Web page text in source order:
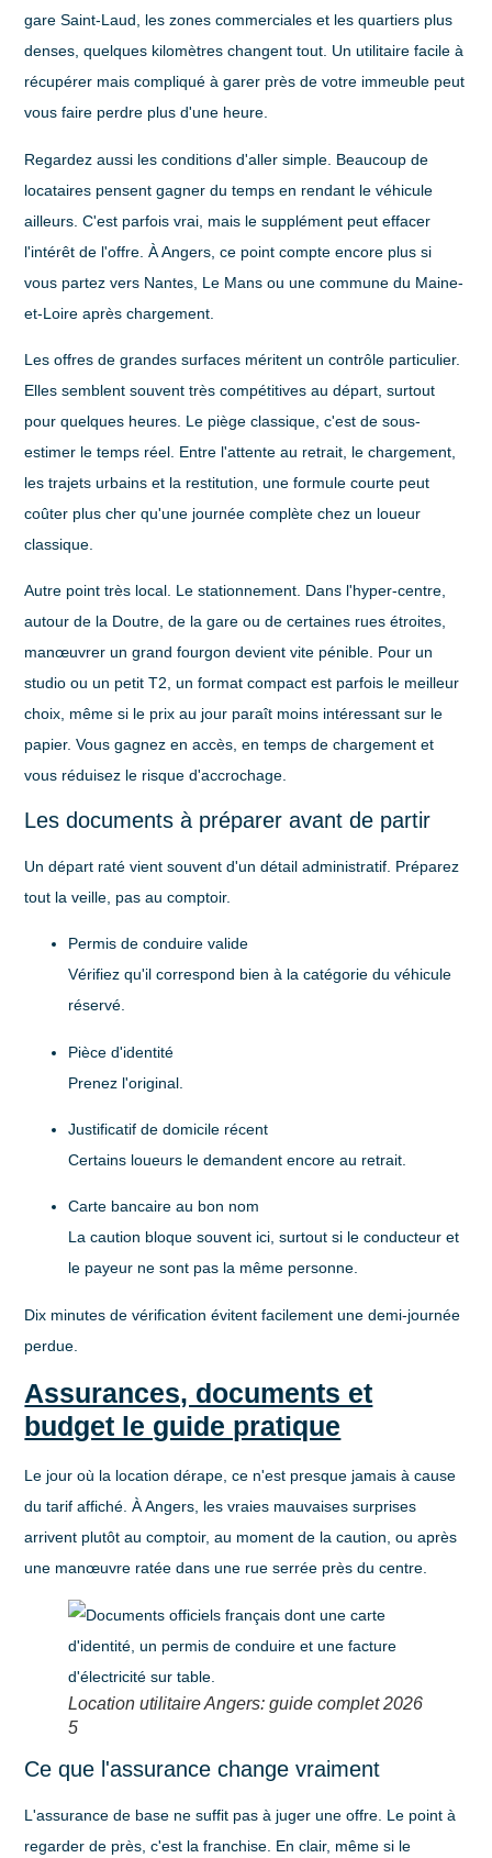
gare Saint-Laud, les zones commerciales et les quartiers plus
denses, quelques kilomètres changent tout. Un utilitaire facile à
récupérer mais compliqué à garer près de votre immeuble peut
vous faire perdre plus d'une heure.
Regardez aussi les conditions d'aller simple . Beaucoup de
locataires pensent gagner du temps en rendant le véhicule
ailleurs. C'est parfois vrai, mais le supplément peut effacer
l'intérêt de l'offre. À Angers, ce point compte encore plus si
vous partez vers Nantes, Le Mans ou une commune du Maine-
et-Loire après chargement.
Lesoffres de grandes surfaces méritent un contrôle particulier.
Elles semblent souvent très compétitives au départ, surtout
pour quelques heures. Le piège classique, c'est de sous-
estimer le temps réel. Entre l'attente au retrait, le chargement,
les trajets urbains et la restitution, une formule courte peut
coûter plus cher qu'une journée complète chez un loueur
classique.
Autre point très local. Le stationnement. Dans l'hyper-centre,
autour de la Doutre, de la gare ou de certaines rues étroites,
manœuvrer un grand fourgon devient vite pénible. Pour un
studio ou un petit T2, un format compact est parfois le meilleur
choix, même si le prix au jour paraît moins intéressant sur le
papier. Vous gagnez en accès, en temps de chargement et
vous réduisez le risque d'accrochage.
Les documents à préparer avant de partir
Un départ raté vient souvent d'un détail administratif. Préparez
tout la veille, pas au comptoir.
Permis de conduire valide
Vérifiez qu'il correspond bien à la catégorie du véhicule
réservé.
Pièce d'identité
Prenez l'original.
Justificatif de domicile récent
Certains loueurs le demandent encore au retrait.
Carte bancaire au bon nom
La caution bloque souvent ici, surtout si le conducteur et
le payeur ne sont pas la même personne.
Dix minutes de vérification évitent facilement une demi-journée
perdue.
Assurances, documents et
budget le guide pratique
Le jour où la location dérape, ce n'est presque jamais à cause
du tarif affiché. À Angers, les vraies mauvaises surprises
arrivent plutôt au comptoir, au moment de la caution, ou après
une manœuvre ratée dans une rue serrée près du centre.
Location utilitaire Angers: guide complet 2026
5
Ce que l'assurance change vraiment
L'assurance de base ne suffit pas à juger une offre. Le point à
regarder de près, c'est la franchise. En clair, même si le